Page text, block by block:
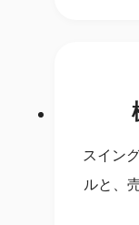
スイン
ルと、